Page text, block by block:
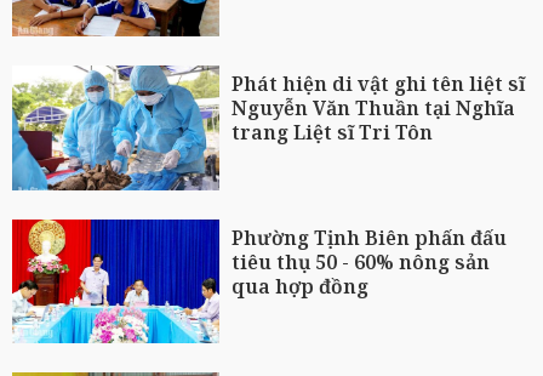
Phát hiện di vật ghi tên liệt sĩ
Nguyễn Văn Thuần tại Nghĩa
trang Liệt sĩ Tri Tôn
Phường Tịnh Biên phấn đấu
tiêu thụ 50 - 60% nông sản
qua hợp đồng